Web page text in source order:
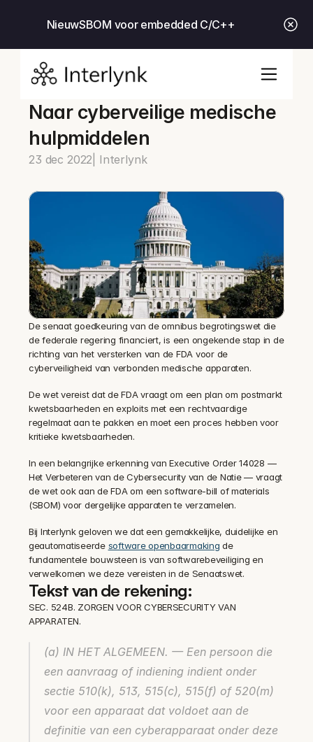
NieuwSBOM voor embedded C/C++
Naar cyberveilige medische
hulpmiddelen
23 dec 2022 | Interlynk
De senaat goedkeuring van de omnibus begrotingswet die
de federale regering financiert, is een ongekende stap in de
richting van het versterken van de FDA voor de
cyberveiligheid van verbonden medische apparaten.
‍De wet vereist dat de FDA vraagt om een plan om postmarkt
kwetsbaarheden en exploits met een rechtvaardige
regelmaat aan te pakken en moet een proces hebben voor
kritieke kwetsbaarheden.
‍In een belangrijke erkenning van Executive Order 14028 —
Het Verbeteren van de Cybersecurity van de Natie — vraagt
de wet ook aan de FDA om een software-bill of materials
(SBOM) voor dergelijke apparaten te verzamelen.
‍Bij Interlynk geloven we dat een gemakkelijke, duidelijke en
geautomatiseerde software openbaarmaking de
fundamentele bouwsteen is van softwarebeveiliging en
verwelkomen we deze vereisten in de Senaatswet.
Tekst van de rekening:
SEC. 524B. ZORGEN VOOR CYBERSECURITY VAN
APPARATEN.
(a) IN HET ALGEMEEN. — Een persoon die
een aanvraag of indiening indient onder
sectie 510(k), 513, 515(c), 515(f) of 520(m)
voor een apparaat dat voldoet aan de
definitie van een cyberapparaat onder deze